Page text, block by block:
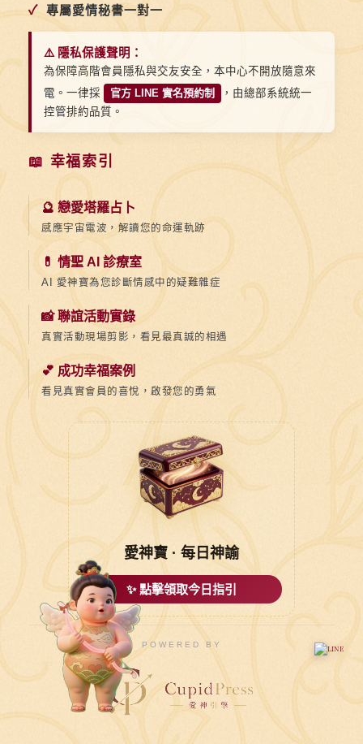
✓ 專屬愛情秘書一對一
⚠️ 隱私保護聲明：
為保障高階會員隱私與交友安全，本中心不開放隨意來
電。一律採
官方 LINE 實名預約制
，由總部系統統一
控管排約品質。
📖 幸福索引
🔮 戀愛塔羅占卜
感應宇宙電波，解讀您的命運軌跡
💊 情聖 AI 診療室
AI 愛神寶為您診斷情感中的疑難雜症
📸 聯誼活動實錄
真實活動現場剪影，看見最真誠的相遇
💕 成功幸福案例
看見真實會員的喜悅，啟發您的勇氣
愛神寶 · 每日神諭
✨ 點擊領取今日指引
POWERED BY